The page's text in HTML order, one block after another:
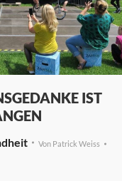
IST
Von Patrick Weiss